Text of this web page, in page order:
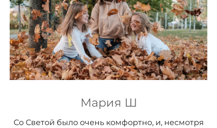
Мария Ш
Со Светой было очень комфортно, и, несмотря